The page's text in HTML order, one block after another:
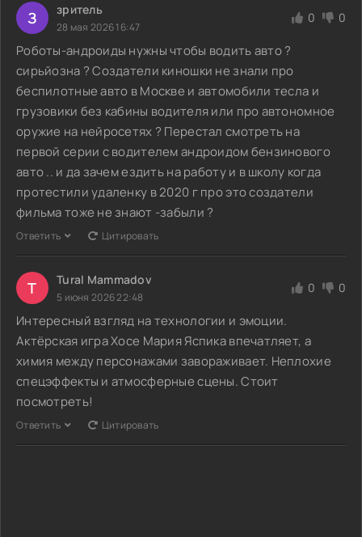
З зритель
28 мая 2026 16:47
0 0
Роботы-андроиды нужны чтобы водить авто ?
сирьйозна ? Создатели киношки не знали про
беспилотные авто в Москве и автомобили тесла и
грузовики без кабины водителя или про автономное
оружие на нейросетях ? Перестал смотреть на
первой серии с водителем андроидом бензинового
авто .. и да зачем ездить на работу и в школу когда
протестили удаленку в 2020 г про это создатели
фильма тоже не знают -забыли ?
Ответить Цитировать
T Tural Mammadov
5 июня 2026 22:48
0 0
Интересный взгляд на технологии и эмоции.
Актёрская игра Хосе Мария Яспика впечатляет, а
химия между персонажами завораживает. Неплохие
спецэффекты и атмосферные сцены. Стоит
посмотреть!
Ответить Цитировать